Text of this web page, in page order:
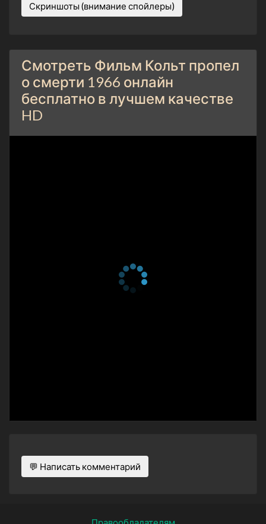
Скриншоты (внимание спойлеры)
Смотреть Фильм Кольт пропел
о смерти 1966 онлайн
бесплатно в лучшем качестве
HD
💬 Написать комментарий